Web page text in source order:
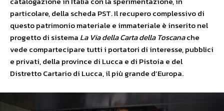
particolare, della scheda PST. Il recupero complessivo di
questo patrimonio materiale e immateriale è inserito nel
progetto di sistema La Via della Carta della Toscanache
vede compartecipare tutti i portatori di interesse, pubblici
e privati, della province di Lucca e di Pistoia e del
Distretto Cartario di Lucca, il più grande d’Europa.